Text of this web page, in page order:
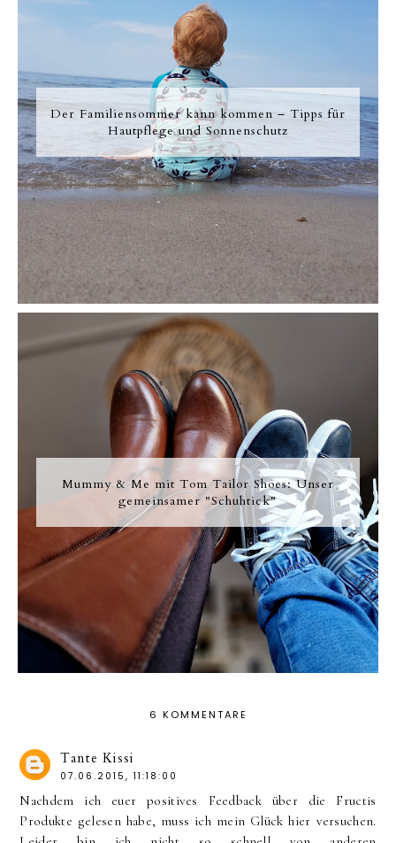
Der Familiensommer kann kommen – Tipps für
Hautpflege und Sonnenschutz
Mummy & Me mit Tom Tailor Shoes: Unser
gemeinsamer "Schuhtick"
6 KOMMENTARE
Tante Kissi
07.06.2015, 11:18:00
Nachdem ich euer positives Feedback über die Fructis
Produkte gelesen habe, muss ich mein Glück hier versuchen.